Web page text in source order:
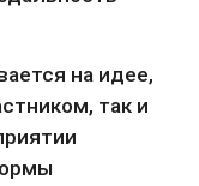
на идее,
так и